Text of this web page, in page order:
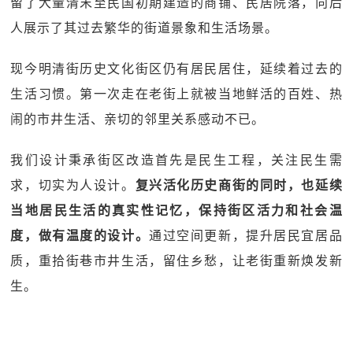
留了大量清末至民国初期建造的商铺、民居院落，向后
人展示了其过去繁华的街道景象和生活场景。
现今明清街历史文化街区仍有居民居住，延续着过去的
生活习惯。第一次走在老街上就被当地鲜活的百姓、热
闹的市井生活、亲切的邻里关系感动不已。
我们设计秉承街区改造首先是民生工程，关注民生需
求，切实为人设计。 复兴活化历史商街的同时，也延续
当地居民生活的真实性记忆，保持街区活力和社会温
度，做有温度的设计。通过空间更新，提升居民宜居品
质，重拾街巷市井生活，留住乡愁，让老街重新焕发新
生。